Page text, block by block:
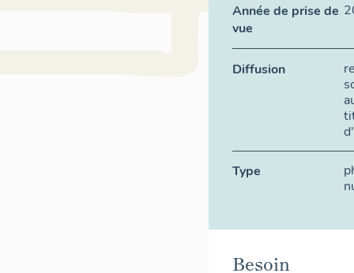
Année de prise de
vue
Diffusion
Type
Besoin